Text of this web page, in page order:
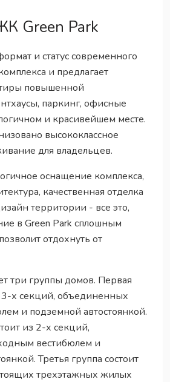
Green Park
и статус современного
и предлагает
повышенной
паркинг, офисные
и красивейшем месте.
высококлассное
для владельцев.
оснащение комплекса,
качественная отделка
территории - все это,
в Green Park сплошным
отдохнуть от
три группы домов. Первая
3-х секций, объединенных
и подземной автостоянкой.
из 2-х секций,
вестибюлем и
Третья группа состоит
трехэтажных жилых